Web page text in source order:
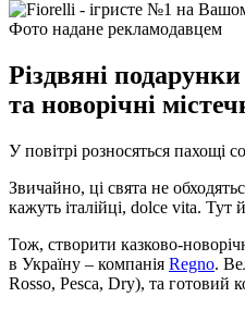
Фото надане рекламодавцем
Різдвяні
та новорічні
У повітрі розносяться пахощі
Звичайно, ці свята не
кажуть італійці, dolce vita.
Тож, створити казково-
в Україну – компанія Regno.
Rosso, Pesca, Dry), та готовий